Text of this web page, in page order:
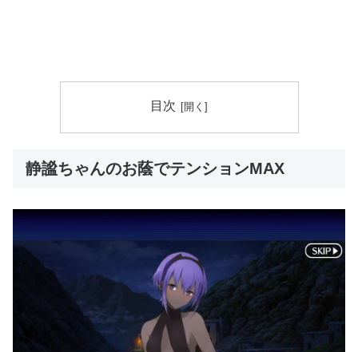
目次
静謐ちゃんのお蔭でテンションMAX